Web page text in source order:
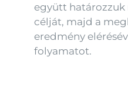
együtt határozzuk
célját, majd a
eredmény
folyamatot.